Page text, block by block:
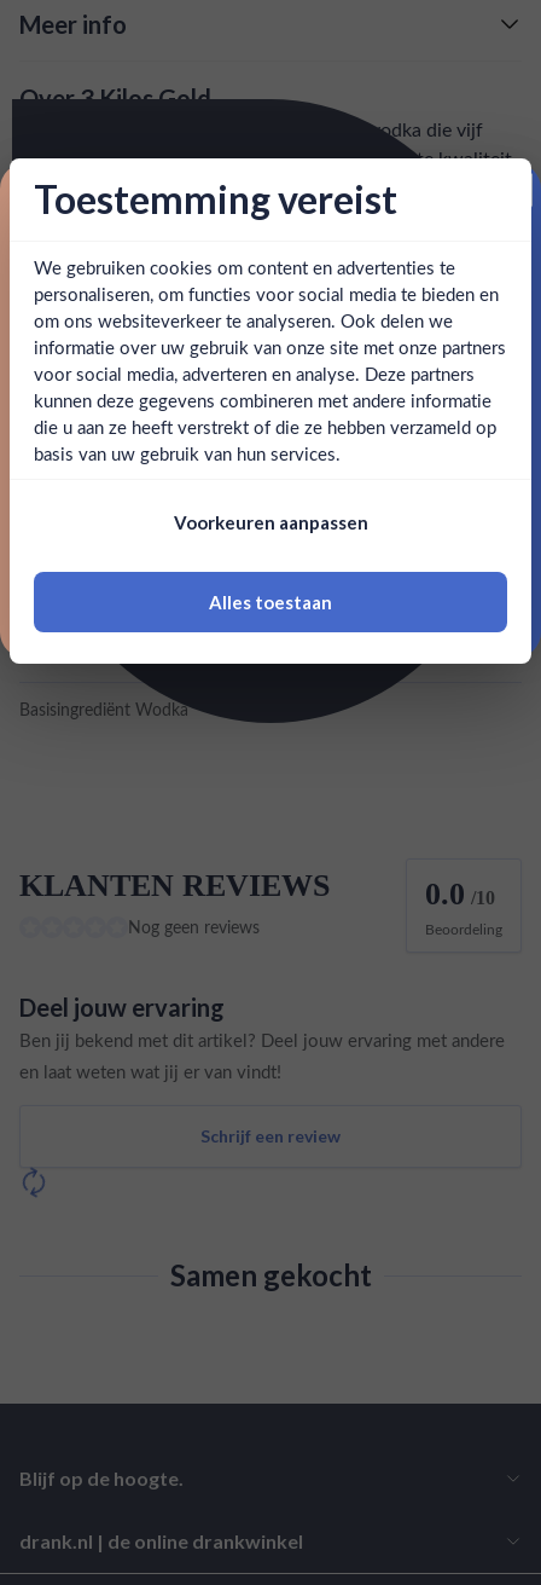
Ben jij 18 jaar of ouder?
Ja Nee
18 jaar of ouder zijn
Meer info
: voor 15:00, morgen in huis (uitzondering bij
Behulpzameen goed bereikbare klantenservice.
Over 3 Kilos Gold
3 Kilos Gold 999.9 Vodka is een premium vodka die vijf
keer is gedistilleerd en gemaakt is van de hoogste kwaliteit
handgeselecteerde tarwe uit Europa. Het heeft een lichte
geur van bloemen en vanille. Wat betreft de smaak zijn de
van grapefruit en amandelen. De afdronk is luxueus glad
met een knapperige minerale afdronk.
SPECIFICATIES
Alcohol 40.00%
Nederland
Basisingrediënt Wodka
KLANTEN REVIEWS
Nog geen reviews
0.0 /10
Beoordeling
Deel jouw ervaring
Ben jij bekend met dit artikel? Deel jouw ervaring met andere
en laat weten wat jij er van vindt!
Schrijf een review
Samen gekocht
drank.nl | de online drankwinkel
Blijf op de hoogte.
Toestemming vereist
We gebruiken cookies om content en advertenties te
personaliseren, om functies voor social media te bieden en
om ons websiteverkeer te analyseren. Ook delen we
informatie over uw gebruik van onze site met onze partners
voor social media, adverteren en analyse. Deze partners
kunnen deze gegevens combineren met andere informatie
die u aan ze heeft verstrekt of die ze hebben verzameld op
basis van uw gebruik van hun services.
Voorkeuren aanpassen
Alles toestaan
Proost op je eerste korting!
Schrijf je in en ontvang direct 5% korting op je eerste
bestelling.
Email
Claim mijn korting